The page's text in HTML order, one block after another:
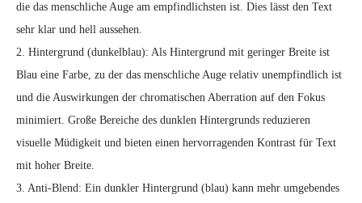
die das menschliche Auge am empfindlichsten ist. Dies lässt den Text
sehr klar und hell aussehen.
2. Hintergrund (dunkelblau): Als Hintergrund mit geringer Breite ist
Blau eine Farbe, zu der das menschliche Auge relativ unempfindlich ist
und die Auswirkungen der chromatischen Aberration auf den Fokus
minimiert. Große Bereiche des dunklen Hintergrunds reduzieren
visuelle Müdigkeit und bieten einen hervorragenden Kontrast für Text
mit hoher Breite.
3. Anti-Blend: Ein dunkler Hintergrund (blau) kann mehr umgebendes